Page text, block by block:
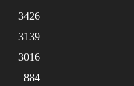
3426
3139
3016
884